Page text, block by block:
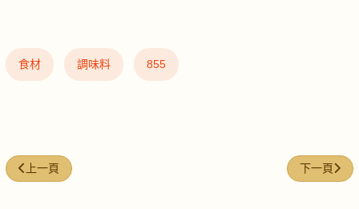
食材 調味料 855
上一篇文章: 紅糯米 (Red glutinous rice)
上一頁 下一篇文
下一頁